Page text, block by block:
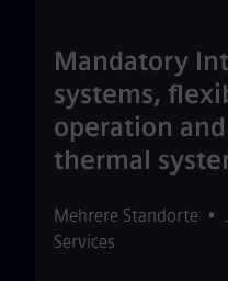
Mandatory
systems,
operation
thermal
Mehrere Standorte •
Services